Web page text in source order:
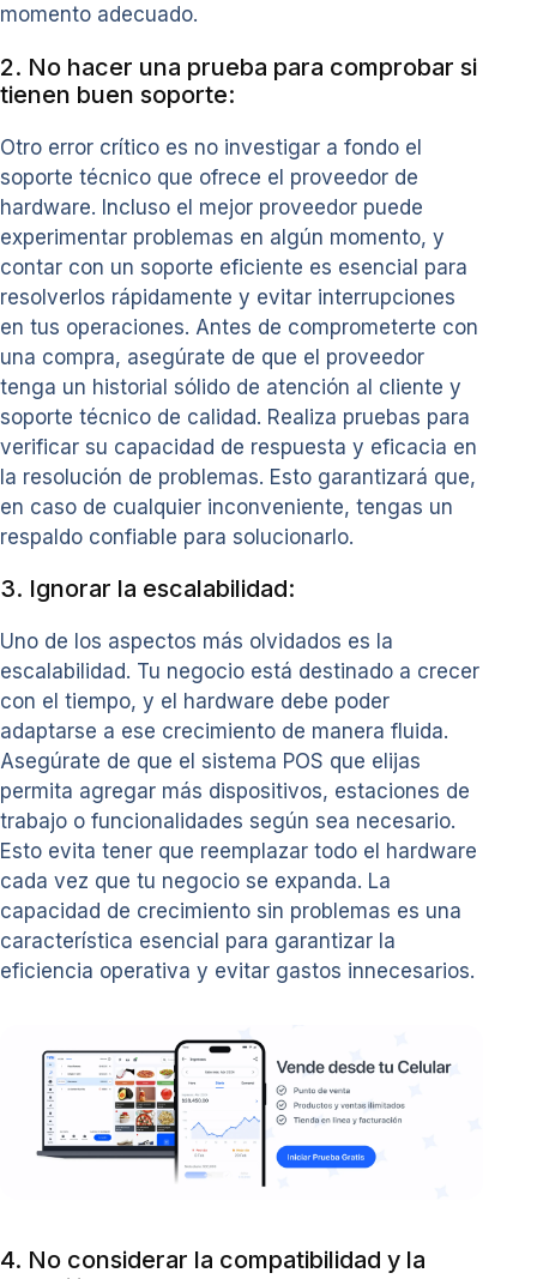
momento adecuado.
2. No hacer una prueba para comprobar si
tienen buen soporte:
Otro error crítico es no investigar a fondo el
soporte técnico que ofrece el proveedor de
hardware. Incluso el mejor proveedor puede
experimentar problemas en algún momento, y
contar con un soporte eficiente es esencial para
resolverlos rápidamente y evitar interrupciones
en tus operaciones. Antes de comprometerte con
una compra, asegúrate de que el proveedor
tenga un historial sólido de atención al cliente y
soporte técnico de calidad. Realiza pruebas para
verificar su capacidad de respuesta y eficacia en
la resolución de problemas. Esto garantizará que,
en caso de cualquier inconveniente, tengas un
respaldo confiable para solucionarlo.
3. Ignorar la escalabilidad:
Uno de los aspectos más olvidados es la
escalabilidad. Tu negocio está destinado a crecer
con el tiempo, y el hardware debe poder
adaptarse a ese crecimiento de manera fluida.
Asegúrate de que el sistema POS que elijas
permita agregar más dispositivos, estaciones de
trabajo o funcionalidades según sea necesario.
Esto evita tener que reemplazar todo el hardware
cada vez que tu negocio se expanda. La
capacidad de crecimiento sin problemas es una
característica esencial para garantizar la
eficiencia operativa y evitar gastos innecesarios.
4. No considerar la compatibilidad y la